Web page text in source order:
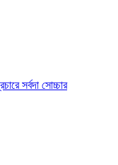
সর্বদা সোচ্চার